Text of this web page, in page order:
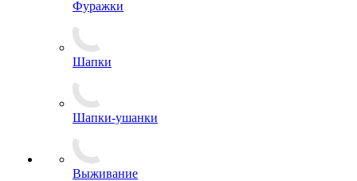
Фуражки
Шапки
Шапки-ушанки
Выживание